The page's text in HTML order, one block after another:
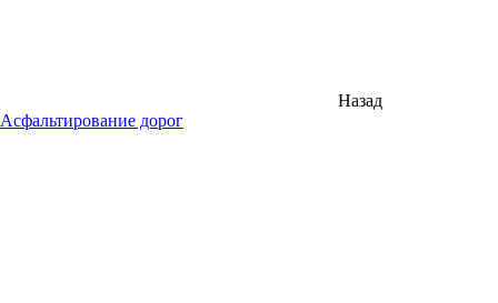
Назад
Асфальтирование дорог